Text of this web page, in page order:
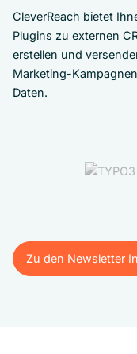
CleverReach bietet
Plugins zu externen
erstellen und
Marketing-
Daten.
Zu den Newsletter
Zu den Newsletter